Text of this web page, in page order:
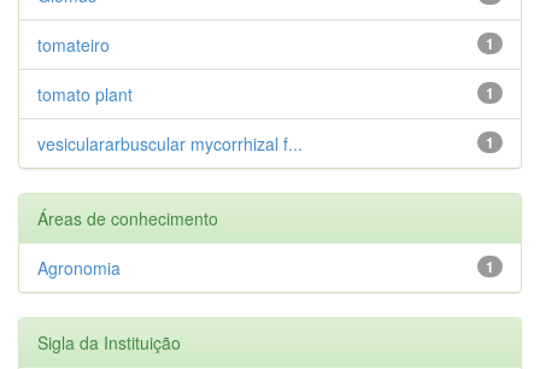
1
tomateiro
1
tomato plant
1
vesiculararbuscular mycorrhizal f...
Áreas de conhecimento
1
Agronomia
Sigla da Instituição